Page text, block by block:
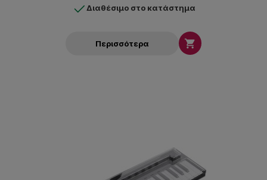
Διαθέσιμο στο κατάστημα
Περισσότερα 